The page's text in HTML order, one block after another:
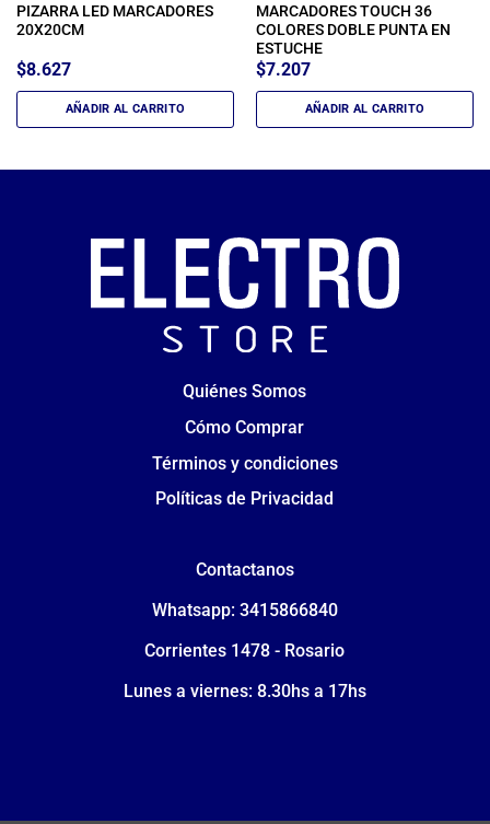
PIZARRA LED MARCADORES
20X20CM
$8.627
AÑADIR AL CARRITO
MARCADORES TOUCH 36
COLORES DOBLE PUNTA EN
ESTUCHE
$7.207
AÑADIR AL CARRITO
Quiénes Somos
Cómo Comprar
Términos y condiciones
Políticas de Privacidad
Contactanos
Whatsapp: 3415866840
Corrientes 1478 - Rosario
Lunes a viernes: 8.30hs a 17hs